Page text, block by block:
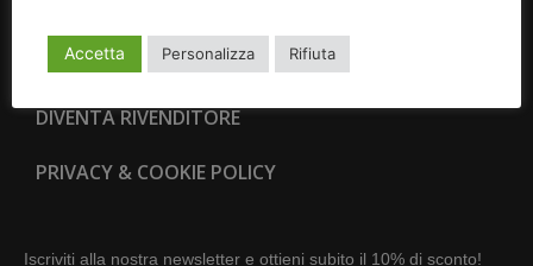
RESI E RECESSI
DIVENTA RIVENDITORE
PRIVACY & COOKIE POLICY
Iscriviti alla nostra newsletter e ottieni subito il 10% di sconto!
Accetta Personalizza Rifiuta